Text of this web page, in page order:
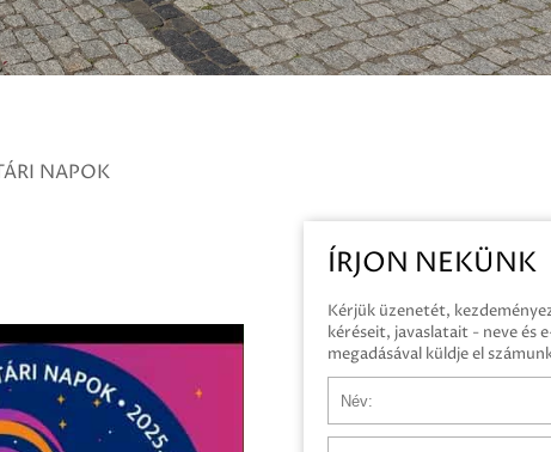
NAPOK
ÍRJON NEKÜNK
Kérjük üzenetét,
kéréseit, javaslatait - neve és
megadásával küldje el